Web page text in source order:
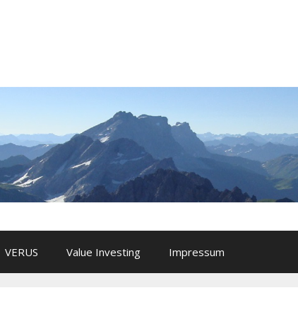
VERUS Value Investing Impressum